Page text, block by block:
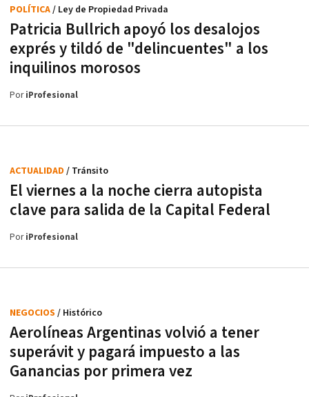
Patricia Bullrich apoyó los desalojos
exprés y tildó de "delincuentes" a los
inquilinos morosos
POLÍTICA/ Ley de Propiedad Privada
PoriProfesional
El viernes a la noche cierra autopista
clave para salida de la Capital Federal
ACTUALIDAD / Tránsito
PoriProfesional
Aerolíneas Argentinas volvió a tener
superávit y pagará impuesto a las
Ganancias por primera vez
NEGOCIOS / Histórico